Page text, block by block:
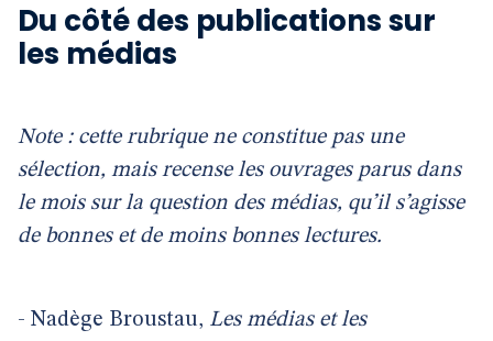
Du côté des publications sur
les médias
Note : cette rubrique ne constitue pas une
sélection, mais recense les ouvrages parus dans
le mois sur la question des médias, qu’il s’agisse
de bonnes et de moins bonnes lectures.
- Nadège Broustau, Les médias et les